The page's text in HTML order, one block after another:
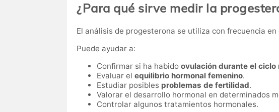
¿Para qué sirve medir la
El análisis de progesterona se utiliza con frecuencia
Puede ayudar a:
Confirmar si ha habido ovulación durante el ciclo
Evaluar el equilibrio hormonal femenino.
Estudiar posibles problemas de fertilidad.
Valorar el desarrollo hormonal en determinados
Controlar algunos tratamientos hormonales.